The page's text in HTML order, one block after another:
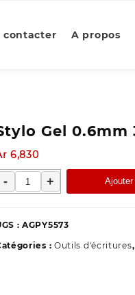
contacter A propos
Gel 0.6mm
6,830
-
quantité
de
Gel
3
+ Ajouter
:AGPY5573
: Outils d'écritures,